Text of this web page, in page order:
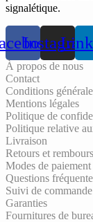
signalétique.
Instagram
À propos de nous
Contact
Conditions
Mentions légales
Politique de
Politique relative
Livraison
Retours et
Modes de paiement
Questions
Suivi de commande
Garanties
Fournitures de